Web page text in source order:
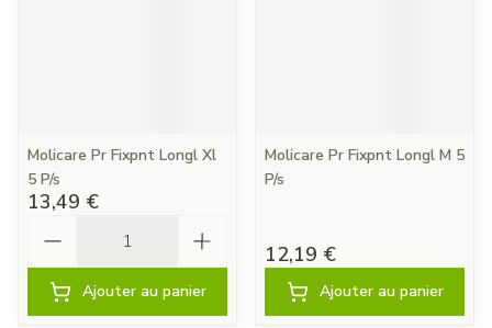
Molicare Pr Fixpnt Longl Xl
5 P/s
13,49 €
Ajouter au panier
Molicare Pr Fixpnt Longl M 5
P/s
12,19 €
Ajouter au panier